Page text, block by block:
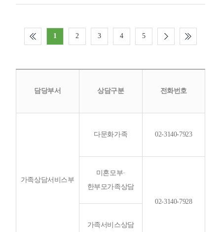
1 2 3 4 5
담당부서 상담구분 전화번호
가족상담서비스부
다문화가족 02-3140-7923
미혼모부·
한부모가족상담
02-3140-7928
가족서비스상담